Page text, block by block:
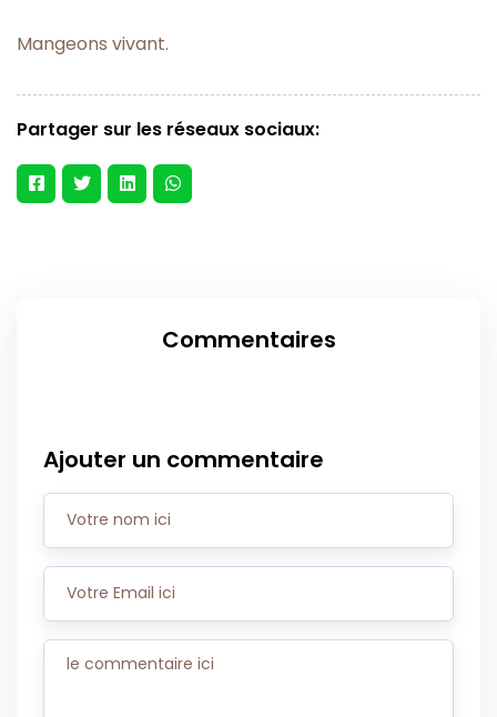
Mangeons vivant.
Partager sur les réseaux sociaux:
Commentaires
Ajouter un commentaire